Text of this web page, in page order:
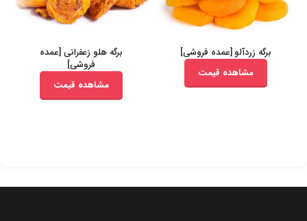
برگه زردآلو [عمده فروشی]
مشاهده قیمت
برگه هلو زعفرانی [عمده
فروشی]
مشاهده قیمت